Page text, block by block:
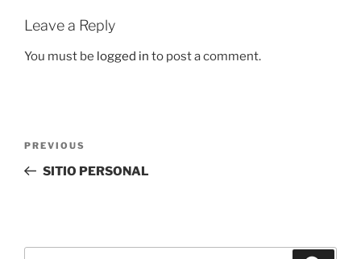
Leave a Reply
You must be logged in to post a comment.
Previous
Post
PREVIOUS
SITIO PERSONAL